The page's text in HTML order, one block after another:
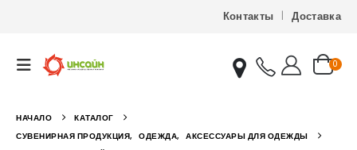
Контакты Доставка
0
НАЧАЛО
КАТАЛОГ
СУВЕНИРНАЯ ПРОДУКЦИЯ, ОДЕЖДА, АКСЕССУАРЫ ДЛЯ ОДЕЖДЫ